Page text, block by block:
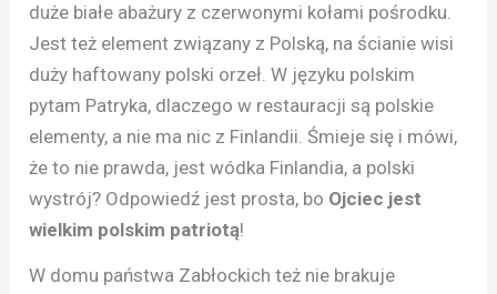
duże białe abażury z czerwonymi kołami pośrodku.
Jest też element związany z Polską, na ścianie wisi
duży haftowany polski orzeł. W języku polskim
pytam Patryka, dlaczego w restauracji są polskie
elementy, a nie ma nic z Finlandii. Śmieje się i mówi,
że to nie prawda, jest wódka Finlandia, a polski
wystrój? Odpowiedź jest prosta, bo Ojciec jest
wielkim polskim patriotą!
W domu państwa Zabłockich też nie brakuje